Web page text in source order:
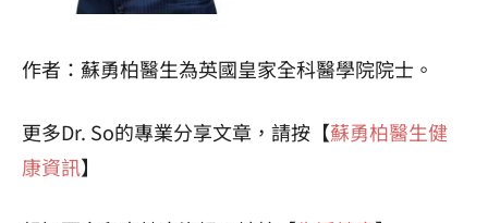
作者：蘇勇柏醫生為英國皇家全科醫學院院士。
更多Dr. So的專業分享文章，請按【蘇勇柏醫生健
康資訊】